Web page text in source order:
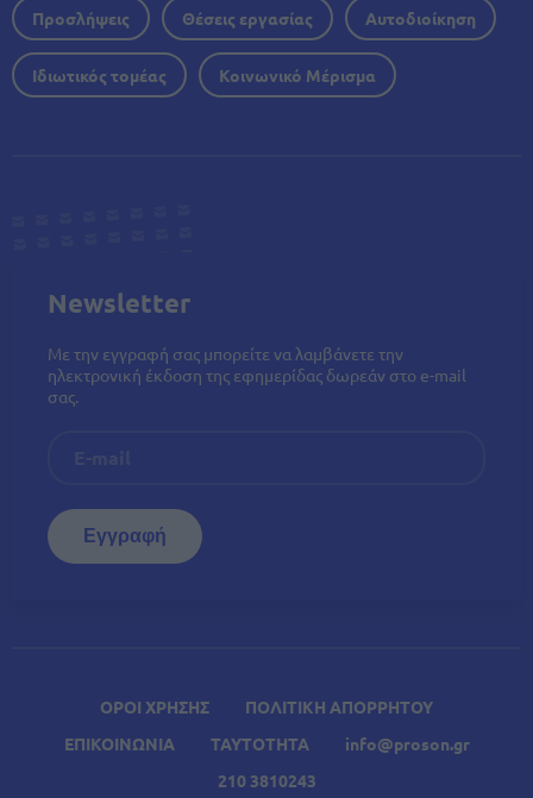
ΟΡΟΙ ΧΡΗΣΗΣ
ΠΟΛΙΤΙΚΗ ΑΠΟΡΡΗΤΟΥ
ΕΠΙΚΟΙΝΩΝΙΑ
ΤΑΥΤΟΤΗΤΑ
info@proson.gr
210 3810243
Προσλήψεις Θέσεις εργασίας Αυτοδιοίκηση
Ιδιωτικός τομέας Κοινωνικό Μέρισμα
Newsletter
Με την εγγραφή σας μπορείτε να λαμβάνετε την
ηλεκτρονική έκδοση της εφημερίδας δωρεάν στο e-mail
σας.